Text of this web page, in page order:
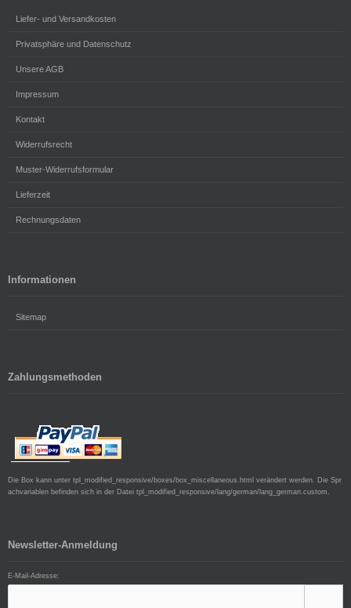
Liefer- und Versandkosten
Privatsphäre und Datenschutz
Unsere AGB
Impressum
Kontakt
Widerrufsrecht
Muster-Widerrufsformular
Lieferzeit
Rechnungsdaten
Informationen
Sitemap
Zahlungsmethoden
Die Box kann unter tpl_modified_responsive/boxes/box_miscellaneous.html verändert werden. Die Spr
achvariablen befinden sich in der Datei tpl_modified_responsive/lang/german/lang_german.custom.
Newsletter-Anmeldung
E-Mail-Adresse: